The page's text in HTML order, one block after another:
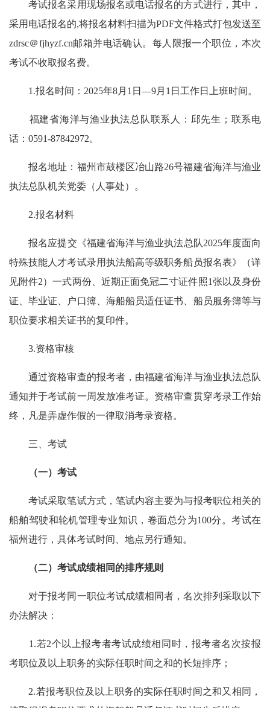
考试报名采用现场报名或电话报名的方式进行，其中，
采用电话报名的,将报名材料扫描为PDF文件格式打包发送至
zdrsc＠fjhyzf.cn邮箱并电话确认。每人限报一个职位，本次
考试不收取报名费。
1.报名时间：2025年8月1日—9月1日工作日上班时间。
福建省海洋与渔业执法总队联系人：邱先生；联系电
话：0591-87842972。
报名地址：福州市鼓楼区冶山路26号福建省海洋与渔业
执法总队机关党委（人事处）。
2.报名材料
报名应提交《福建省海洋与渔业执法总队2025年度面向
特殊技能人才考试录用执法船高等级职务船员报名表》（详
见附件2）一式两份、近期正面免冠二寸证件照1张以及身份
证、毕业证、户口簿、海船船员适任证书、船员服务簿等与
职位要求相关证书的复印件。
3.资格审核
通过资格审查的报考者，由福建省海洋与渔业执法总队
通知并于考试前一周发放准考证。资格审查贯穿考录工作始
终，凡是弄虚作假的一律取消考录资格。
三、考试
（一）考试
考试采取笔试方式，笔试内容主要为与报考职位相关的
船舶驾驶和轮机管理专业知识，卷面总分为100分。考试在
福州进行，具体考试时间、地点另行通知。
（二）考试成绩相同的排序规则
对于报考同一职位考试成绩相同者，名次排列采取以下
办法解决：
1.若2个以上报考者考试成绩相同时，报考者名次按报
考职位及以上职务的实际任职时间之和的长短排序；
2.若报考职位及以上职务的实际任职时间之和又相同，